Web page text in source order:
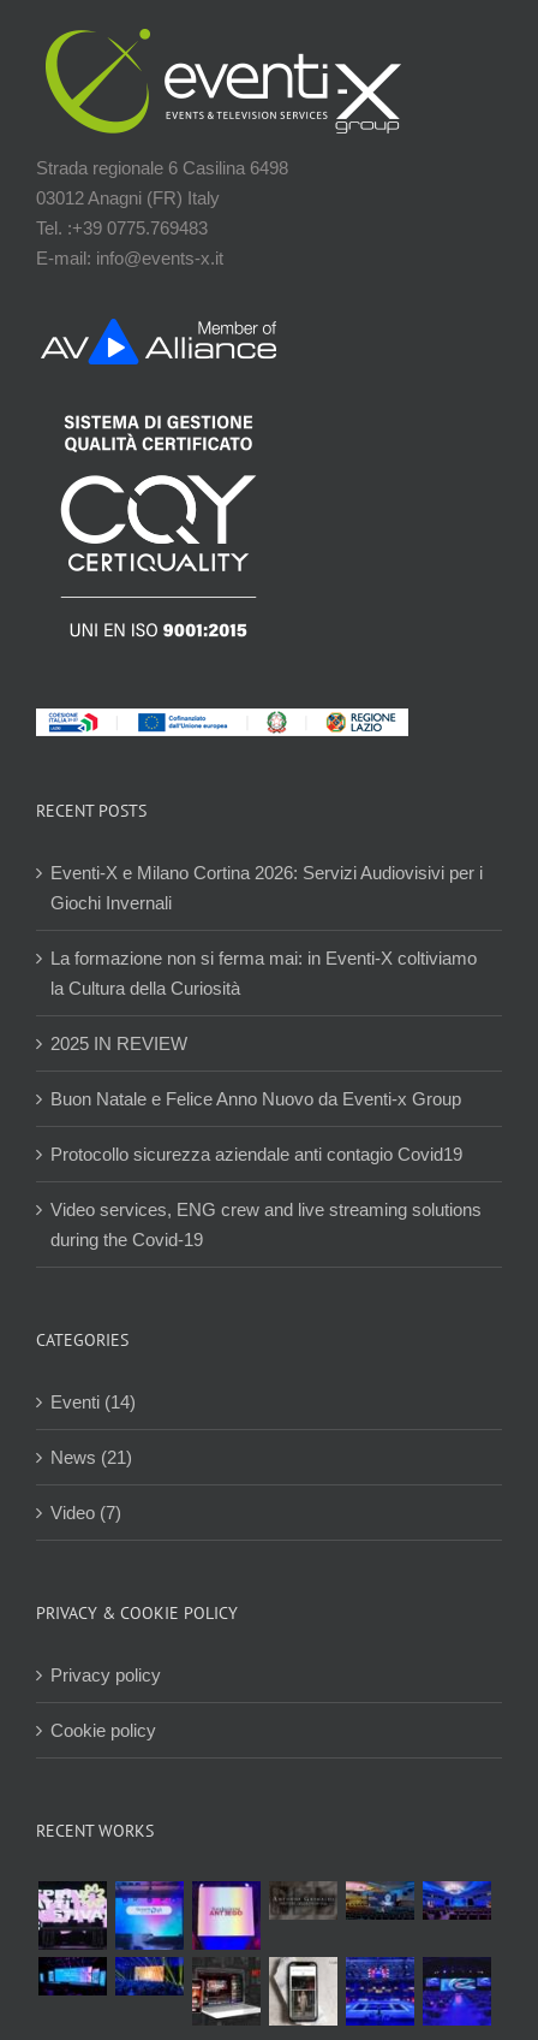
Strada regionale 6 Casilina 6498
03012 Anagni (FR) Italy
Tel. :+39 0775.769483
E-mail: info@events-x.it
RECENT POSTS
Eventi-X e Milano Cortina 2026: Servizi Audiovisivi per i
Giochi Invernali
La formazione non si ferma mai: in Eventi-X coltiviamo
la Cultura della Curiosità
2025 IN REVIEW
Buon Natale e Felice Anno Nuovo da Eventi-x Group
Protocollo sicurezza aziendale anti contagio Covid19
Video services, ENG crew and live streaming solutions
during the Covid-19
CATEGORIES
Eventi (14)
News (21)
Video (7)
PRIVACY & COOKIE POLICY
Privacy policy
Cookie policy
RECENT WORKS